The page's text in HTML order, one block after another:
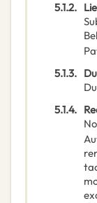
5.1.2.
5.1.3.
5.1.4.